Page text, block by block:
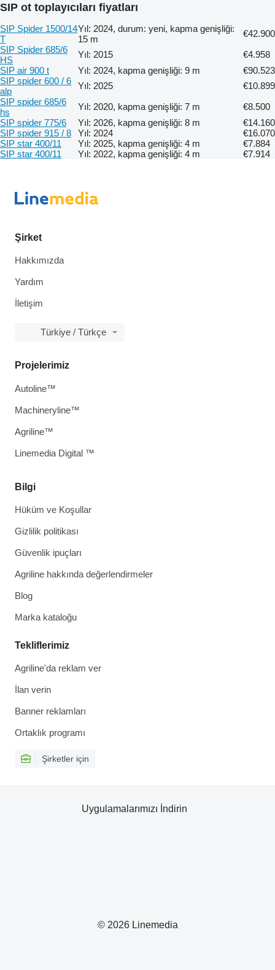
SIP ot toplayıcıları fiyatları
SIP Spider 1500/14
T
Yıl: 2024, durum: yeni, kapma genişliği:
15 m
€42.900
SIP Spider 685/6
HS
Yıl: 2015
€4.958
SIP air 900 t
Yıl: 2024, kapma genişliği: 9 m
€90.523
SIP spider 600 / 6
alp
Yıl: 2025
€10.899
SIP spider 685/6
hs
Yıl: 2020, kapma genişliği: 7 m
€8.500
SIP spider 775/6
Yıl: 2026, kapma genişliği: 8 m
€14.160
SIP spider 915 / 8
Yıl: 2024
€16.070
SIP star 400/11
Yıl: 2025, kapma genişliği: 4 m
€7.884
SIP star 400/11
Yıl: 2022, kapma genişliği: 4 m €7.914
Şirket
Hakkımızda
Yardım
İletişim
Türkiye / Türkçe
Bilgi
Hüküm ve Koşullar
Gizlilik politikası
Güvenlik ipuçları
Agriline hakkında değerlendirmeler
Blog
Marka kataloğu
Tekliflerimiz
Agriline'da reklam ver
İlan verin
Banner reklamları
Ortaklık programı
Şirketler için
Projelerimiz
Autoline™
Machineryline™
Agriline™
Linemedia Digital ™
© 2026 Linemedia
Uygulamalarımızı İndirin